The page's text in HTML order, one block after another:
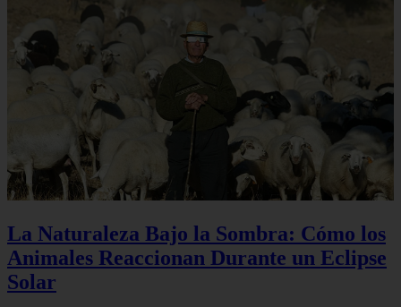
La Naturaleza Bajo la Sombra: Cómo los
Animales Reaccionan Durante un Eclipse
Solar